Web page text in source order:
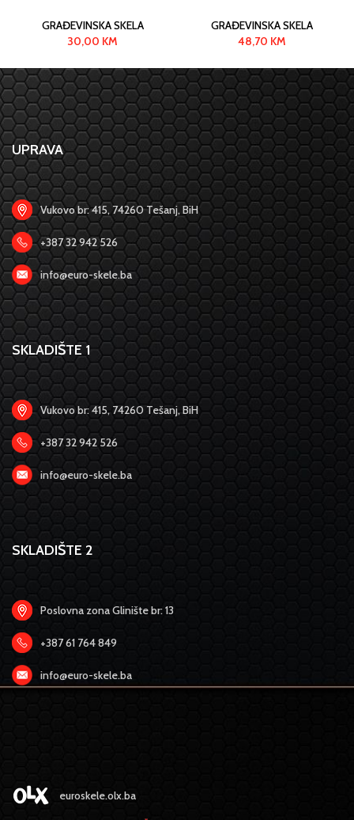
GRAĐEVINSKA SKELA
30,00 KM
GRAĐEVINSKA SKELA
48,70 KM
UPRAVA
Vukovo br: 415, 74260 Tešanj, BiH
+387 32 942 526
info@euro-skele.ba
SKLADIŠTE 1
Vukovo br: 415, 74260 Tešanj, BiH
+387 32 942 526
info@euro-skele.ba
SKLADIŠTE 2
Poslovna zona Glinište br: 13
+387 61 764 849
info@euro-skele.ba
euroskele.olx.ba